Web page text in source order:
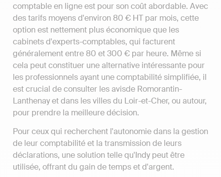
comptable en ligne est pour son coût abordable. Avec
des tarifs moyens d'environ 80 € HT par mois, cette
option est nettement plus économique que les
cabinets d'experts-comptables, qui facturent
généralement entre 80 et 300 € par heure. Même si
cela peut constituer une alternative intéressante pour
les professionnels ayant une comptabilité simplifiée, il
est crucial de consulter les avisde Romorantin-
Lanthenay et dans les villes du Loir-et-Cher, ou autour,
pour prendre la meilleure décision.
Pour ceux qui recherchent l'autonomie dans la gestion
de leur comptabilité et la transmission de leurs
déclarations, une solution telle qu'Indy peut être
utilisée, offrant du gain de temps et d'argent.